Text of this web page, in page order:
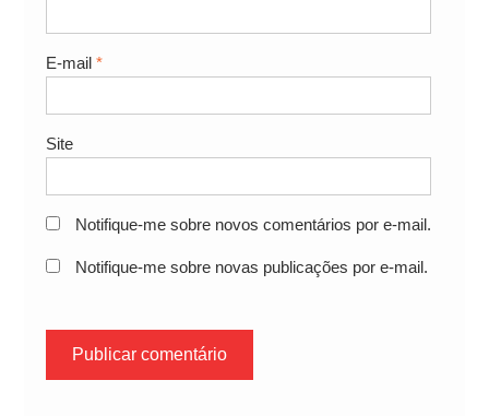
E-mail *
Site
Notifique-me sobre novos comentários por e-mail.
Notifique-me sobre novas publicações por e-mail.